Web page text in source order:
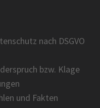
nach DSGVO
bzw. Klage
und Fakten